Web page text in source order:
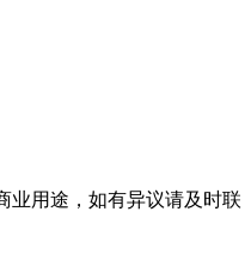
业用途，如有异议请及时联